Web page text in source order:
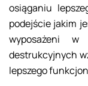
osiąganiu
podejście jakim
wyposażeni
destrukcyjnych
lepszego